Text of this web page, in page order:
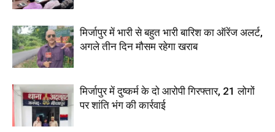
मिर्जापुर में भारी से बहुत भारी बारिश का ऑरेंज अलर्ट,
अगले तीन दिन मौसम रहेगा खराब
मिर्जापुर में दुष्कर्म के दो आरोपी गिरफ्तार, 21 लोगों
पर शांति भंग की कार्रवाई